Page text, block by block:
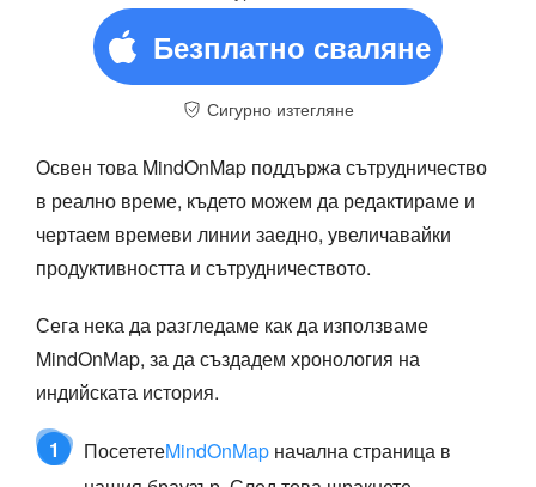
Безплатно сваляне
Сигурно изтегляне
Освен това MindOnMap поддържа сътрудничество
в реално време, където можем да редактираме и
чертаем времеви линии заедно, увеличавайки
продуктивността и сътрудничеството.
Сега нека да разгледаме как да използваме
MindOnMap, за да създадем хронология на
индийската история.
1 ПосететеMindOnMap начална страница в